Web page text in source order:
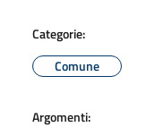
Categorie:
Comune
Argomenti: